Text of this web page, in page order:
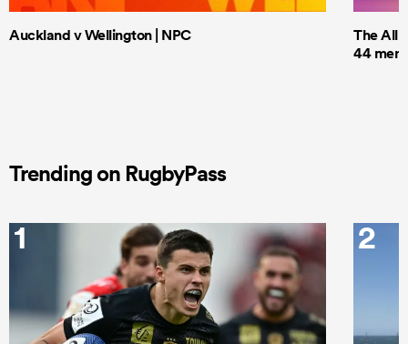
Auckland v Wellington | NPC
The All
44 men
Trending on RugbyPass
1 2